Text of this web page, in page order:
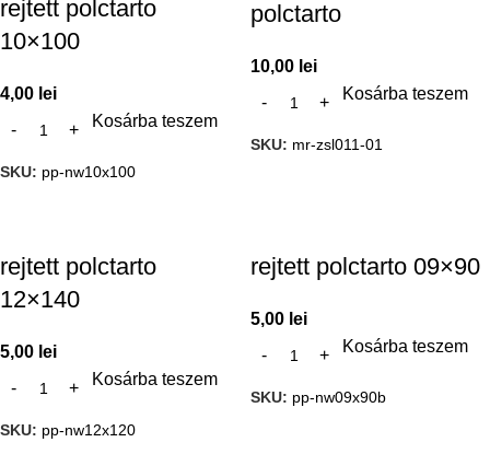
rejtett polctarto
10×100
4,00 lei
Kosárba teszem
SKU: pp-nw10x100
polctarto
10,00 lei
Kosárba teszem
SKU: mr-zsl011-01
rejtett polctarto
12×140
5,00 lei
Kosárba teszem
SKU: pp-nw12x120
rejtett polctarto 09×90
5,00 lei
Kosárba teszem
SKU: pp-nw09x90b